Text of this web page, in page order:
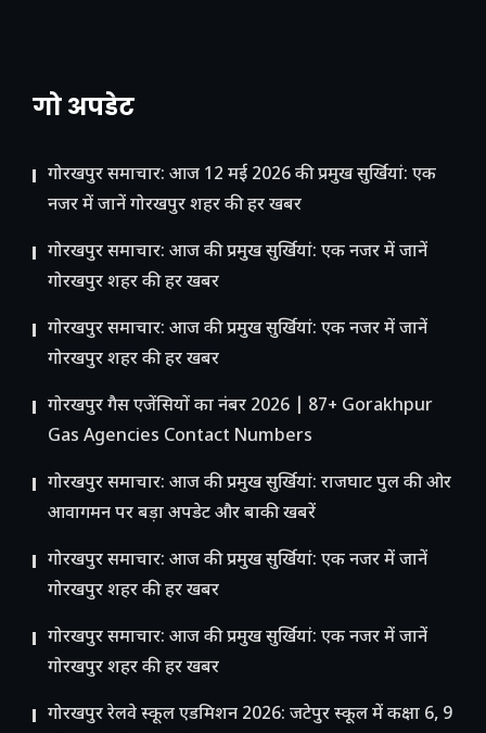
गो अपडेट
गोरखपुर समाचार: आज 12 मई 2026 की प्रमुख सुर्खियां: एक
नजर में जानें गोरखपुर शहर की हर खबर
गोरखपुर समाचार: आज की प्रमुख सुर्खियां: एक नजर में जानें
गोरखपुर शहर की हर खबर
गोरखपुर समाचार: आज की प्रमुख सुर्खियां: एक नजर में जानें
गोरखपुर शहर की हर खबर
गोरखपुर गैस एजेंसियों का नंबर 2026 | 87+ Gorakhpur
Gas Agencies Contact Numbers
गोरखपुर समाचार: आज की प्रमुख सुर्खियां: राजघाट पुल की ओर
आवागमन पर बड़ा अपडेट और बाकी खबरें
गोरखपुर समाचार: आज की प्रमुख सुर्खियां: एक नजर में जानें
गोरखपुर शहर की हर खबर
गोरखपुर समाचार: आज की प्रमुख सुर्खियां: एक नजर में जानें
गोरखपुर शहर की हर खबर
गोरखपुर रेलवे स्कूल एडमिशन 2026: जटेपुर स्कूल में कक्षा 6, 9